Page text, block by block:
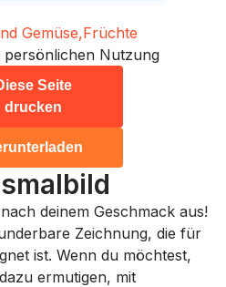
Gemüse,Früchte
Nutzung
Seite
drucken
deinem Geschmack aus!
Zeichnung, die für
ist. Wenn du möchtest,
ermutigen, mit